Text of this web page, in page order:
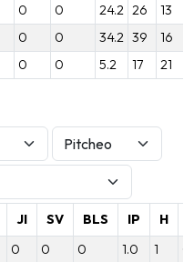
0 0 24.2 26
13
0 0 34.2 39
16
0 0 5.2 17 21
JI SV BLS IP H
0 0 0 1.0 1